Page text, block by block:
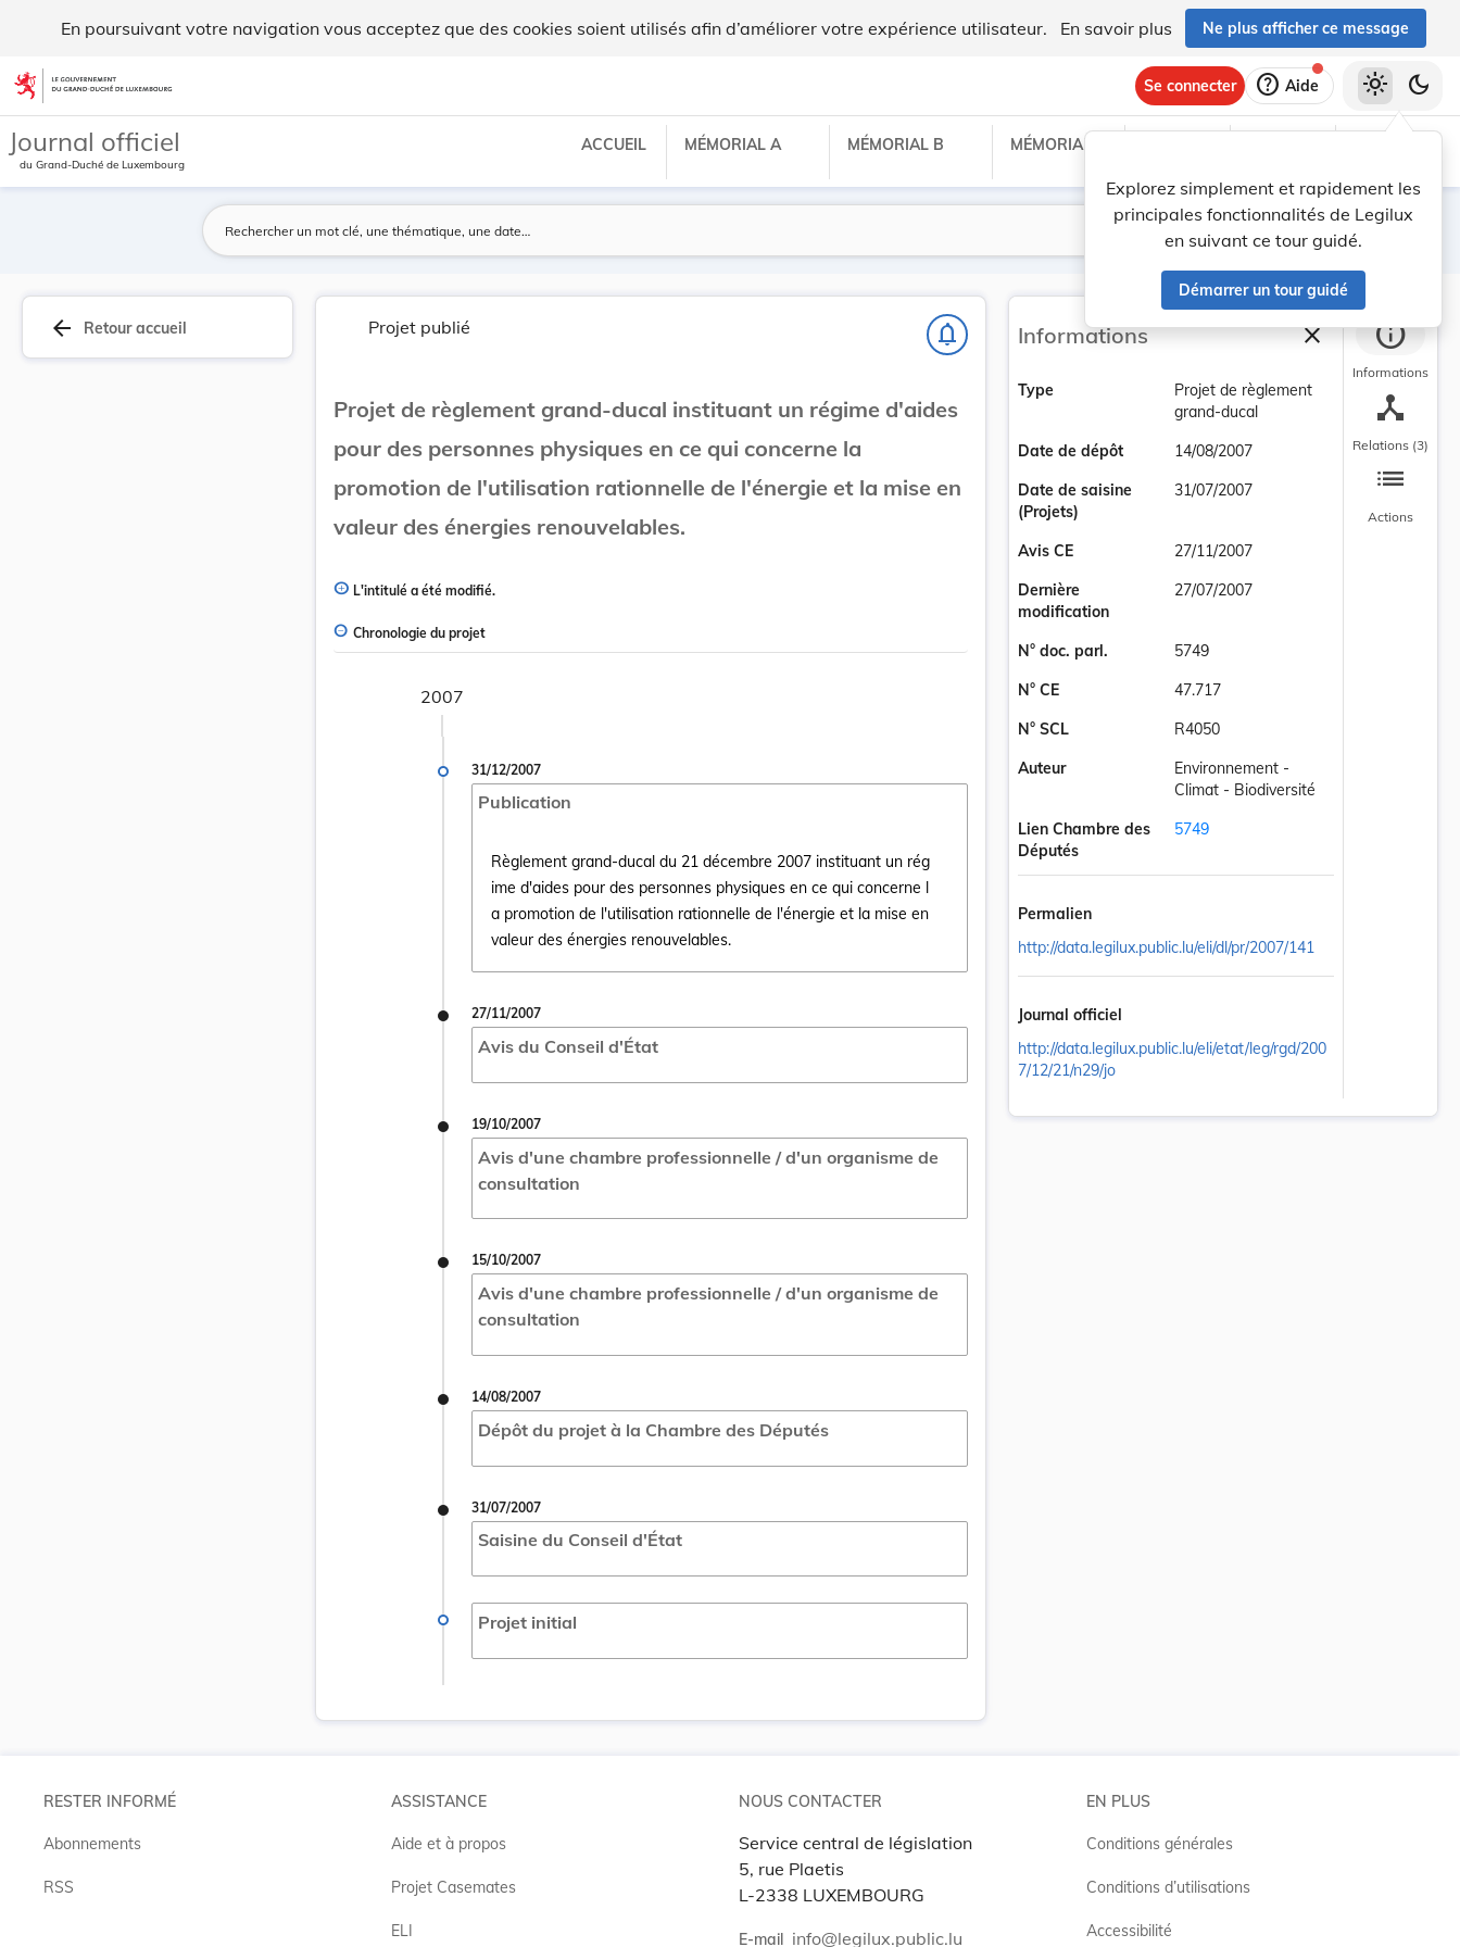
En poursuivant votre navigation vous acceptez que des cookies soient utilisés afin d’améliorer votre expérience utilisateur. En savoir plus Ne plus afficher ce message
Aller au contenu
Se connecter help Aide
Explorez simplement et rapidement les
principales fonctionnalités de Legilux
en suivant ce tour guidé.
Démarrer un tour guidé
light_mode dark_mode
Journal officiel
du Grand-Duché de Luxembourg
ACCUEIL MÉMORIAL A MÉMORIAL B MÉMORIAL C
Lancer la recherche
Filtres
arrow_back Retour accueil Projet publié notifications_none
Projet de règlement grand-ducal instituant un régime d'aides
pour des personnes physiques en ce qui concerne la
promotion de l'utilisation rationnelle de l'énergie et la mise en
valeur des énergies renouvelables.
L'intitulé a été modifié.
Chronologie du projet
2007
31/12/2007
Publication
Règlement grand-ducal du 21 décembre 2007 instituant un rég
ime d'aides pour des personnes physiques en ce qui concerne l
a promotion de l'utilisation rationnelle de l'énergie et la mise en
valeur des énergies renouvelables.
Ouvrir le document Règlement grand-ducal du 21 décembre 2007 instituant un régime d'aides pour des personnes physiques en ce qui
27/11/2007
Avis du Conseil d'État
19/10/2007
Avis d'une chambre professionnelle / d'un organisme de
consultation
15/10/2007
Avis d'une chambre professionnelle / d'un organisme de
consultation
14/08/2007
Dépôt du projet à la Chambre des Députés
31/07/2007
Saisine du Conseil d'État
Projet initial
Informations closeFermer la barre
Type
Projet de règlement
grand-ducal
Date de dépôt
14/08/2007
Date de saisine
(Projets)
31/07/2007
Avis CE
27/11/2007
Dernière
modification
27/07/2007
N° doc. parl.
5749
N° CE
47.717
N° SCL
R4050
Auteur
Environnement -
Climat - Biodiversité
Lien Chambre des
Députés
5749
Permalien
http://data.legilux.public.lu/eli/dl/pr/2007/141
Journal officiel
http://data.legilux.public.lu/eli/etat/leg/rgd/200
7/12/21/n29/jo
info
Informations
device_hub
Relations (3)
list
Actions
RESTER INFORMÉ
Abonnements
RSS
ASSISTANCE
Aide et à propos
Projet Casemates
ELI
NOUS CONTACTER
Service central de législation
5, rue Plaetis
L-2338 LUXEMBOURG
E-mail info@legilux.public.lu
EN PLUS
Conditions générales
Conditions d’utilisations
Accessibilité